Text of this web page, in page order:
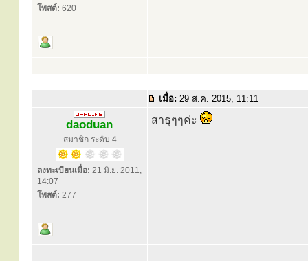
โพสต์: 620
เมื่อ: 29 ส.ค. 2015, 11:11
daoduan
สมาชิก ระดับ 4
ลงทะเบียนเมื่อ: 21 มิ.ย. 2011,
14:07
โพสต์: 277
สาธุๆๆค่ะ